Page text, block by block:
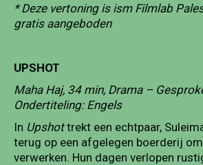
* Deze vertoning is ism Filmlab
gratis aangeboden
UPSHOT
Maha Haj, 34 min, Drama –
Ondertiteling: Engels
In Upshottrekt een echtpaar,
terug op een afgelegen boerderij
verwerken. Hun dagen verlopen